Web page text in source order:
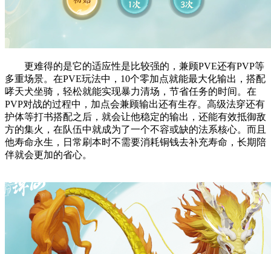
更难得的是它的适应性是比较强的，兼顾PVE还有PVP等
多重场景。在PVE玩法中，10个零加点就能最大化输出，搭配
哮天犬坐骑，轻松就能实现暴力清场，节省任务的时间。在
PVP对战的过程中，加点会兼顾输出还有生存。高级法穿还有
护体等打书搭配之后，就会让他稳定的输出，还能有效抵御敌
方的集火，在队伍中就成为了一个不容或缺的法系核心。而且
他寿命永生，日常刷本时不需要消耗铜钱去补充寿命，长期陪
伴就会更加的省心。